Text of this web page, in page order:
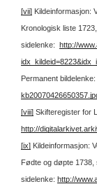
[vii] Kildeinformasjon:
Kronologisk liste
sidelenke: http://
Permanent bildelenke:
[viii] Skifteregister for
http://
[ix] Kildeinformasjon:
Fødte og døpte 1738,
sidelenke: http://